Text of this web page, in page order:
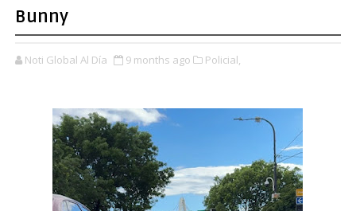
Bunny
Noti Global Al Día 9 months ago Policial,